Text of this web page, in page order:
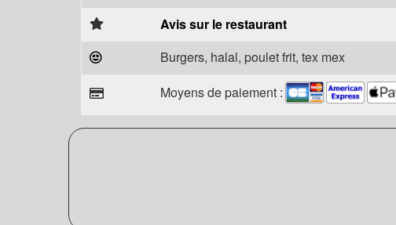
Avis sur le restaurant
Burgers, halal, poulet frit, tex mex
Moyens de paiement :